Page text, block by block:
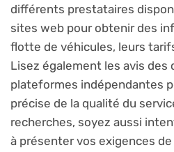
différents prestataires
sites web pour obtenir des
flotte de véhicules, leurs
Lisez également les avis des
plateformes indépendantes
précise de la qualité du
recherches, soyez aussi
à présenter vos exigences